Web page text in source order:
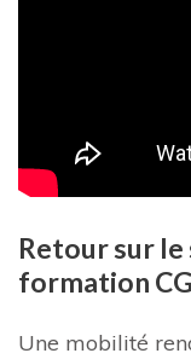
Retour sur le
formation
Une mobilité